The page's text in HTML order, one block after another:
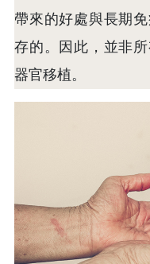
帶來的好處與長期
存的。因此，並非
器官移植。